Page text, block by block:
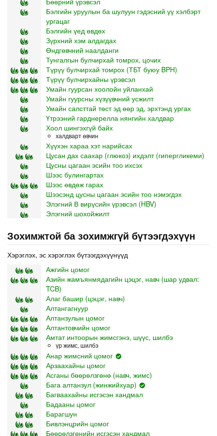
Бэлгийн уруулын ба шулуун гэдэсний үү хэлбэрт
ургацаг
Бэлгийн үед өвдөх
Зүрхний хэм алдагдах
Өндгөвчний наалданги
Тунгалгын булчирхай томрох, цочих
Түрүү булчирхай томрох (ТБТ буюу BPH)
Түрүү булчирхайны үрэвсэл
Умайн гуурсан хоолойн уйланхай
Умайн гуурсны хүзүүвчний усжилт
Умайн салсттай төст эд өөр эд, эрхтэнд ургах
Үтрээний гарднерелла нянгийн халдвар
Хоол шингэхгүй байх
халдварт өвчин
Хүүхэн хараа хэт нарийсах
Цусан дах саахар (глюкоз) ихдэлт (гипергликеми)
Цусны цагаан эсийн тоо ихсэх
Шээс булингартах
Шээс өвдөж гарах
Шээсэнд цусны цагаан эсийн тоо нэмэгдэх
Элэгний В вирүсийн үрэвсэл (HBV)
Элэгний шохойжилт
Зохимжтой ба зохимжгүй бүтээгдэхүүн
Хэрэглэх, эс хэрэглэх бүтээгдэхүүнүүд
Ажгийн цомог
Азийн жамъянмядагийн цэцэг, навч (шар удвал:
TCB)
Алаг башир (цэцэг, навч)
Алтангагнуур
Алтанзулын цомог
Алтантовчийн цомог
Амтат интоорын жимсгэнэ, шүүс, шилбэ
үр жимс, шилбэ
Анар жимсний цомог
Арзаахайны цомог
Асганы бөөрөлзгөнө (навч, жимс)
Бага алтанзул (жинжийхуар)
Багваахайны исгэсэн хандмал
Бадааны цомог
Барагшун
Бивлэнцрийн цомог
Бөөрөлзгөнийн исгэсэн хандмал